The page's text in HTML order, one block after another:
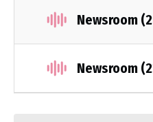
Newsroom
Newsroom